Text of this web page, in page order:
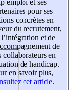
emploi et ses
pour ses
concrètes en
du recrutement,
l’intégration et de
de
collaborateurs en
de handicap.
en savoir plus,
cet article.